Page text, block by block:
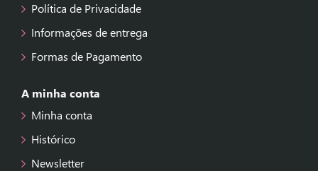
Política de Privacidade
Informações de entrega
Formas de Pagamento
A minha conta
Minha conta
Histórico
Newsletter